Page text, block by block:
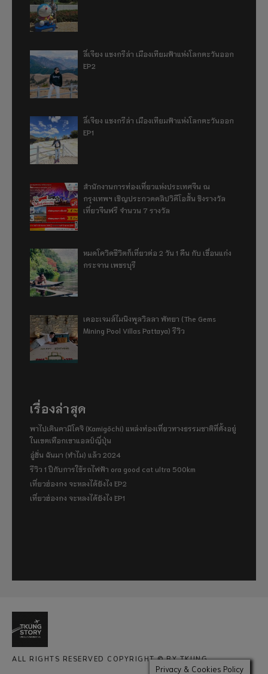
ลี่เจียง แชงกรีล่า เมืองเทียมฟ้าแห่งโลกตะวันออก
EP2
ลี่เจียง แชงกรีล่า เมืองเทียมฟ้าแห่งโลกตะวันออก
EP1
สำนักงานการท่องเที่ยวแห่งประเทศจีน ณ
กรุงเทพฯ เชิญประกวดคลิปวิดีโอสั้น ชิงรางวัล
เที่ยวจีนฟรี จำนวน 7 รางวัล
หมดโควิดชีวิตก็เที่ยวต่อ 2 วัน 1 คืน กับ เขื่อนแก่ง
กระจาน เพชรบุรี
เดอะเจมส์ไมนิงพูลวิลลา พัทยา (The Gems
Mining Pool Villas Pattaya) รีวิว
เรื่องล่าสุด
พาไปเดินคามิโคจิ (Kamigōchi) แหล่งท่องเที่ยวทางธรรมชาติที่ตั้งอยู่
ในเขตเทือกเขาแอลป์ญี่ปุ่น
อู่ฮั่น ฉันมา (ทำไม) แล้ว 2024
รีวิว 1 ปีกับการใช้รถไฟฟ้า ora good cat ultra 500km
เที่ยวฮ่องกง จะหลงได้ยังไง EP2
เที่ยวฮ่องกง จะหลงได้ยังไง EP1
ALL RIGHTS RESERVED COPYRIGHT © BY TKUNG
Privacy & Cookies Policy